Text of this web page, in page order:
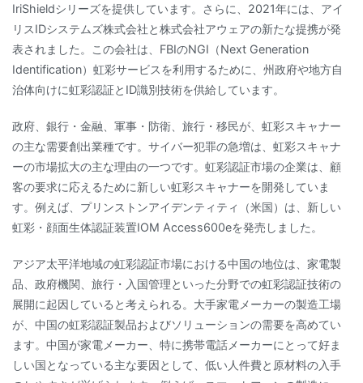
IriShieldシリーズを提供しています。さらに、2021年には、アイ
リスIDシステムズ株式会社と株式会社アウェアの新たな提携が発
表されました。この会社は、FBIのNGI（Next Generation
Identification）虹彩サービスを利用するために、州政府や地方自
治体向けに虹彩認証とID識別技術を供給しています。
政府、銀行・金融、軍事・防衛、旅行・移民が、虹彩スキャナー
の主な需要創出業種です。サイバー犯罪の急増は、虹彩スキャナ
ーの市場拡大の主な理由の一つです。虹彩認証市場の企業は、顧
客の要求に応えるために新しい虹彩スキャナーを開発していま
す。例えば、プリンストンアイデンティティ（米国）は、新しい
虹彩・顔面生体認証装置IOM Access600eを発売しました。
アジア太平洋地域の虹彩認証市場における中国の地位は、家電製
品、政府機関、旅行・入国管理といった分野での虹彩認証技術の
展開に起因していると考えられる。大手家電メーカーの製造工場
が、中国の虹彩認証製品およびソリューションの需要を高めてい
ます。中国が家電メーカー、特に携帯電話メーカーにとって好ま
しい国となっている主な要因として、低い人件費と原材料の入手